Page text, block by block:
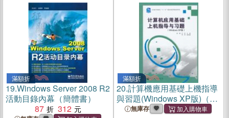
滿額折
19.Windows Server 2008 R2
活動目錄內幕（簡體書）
87
312
滿額折
20.計算機應用基礎上機指導
與習題(Windows XP版)（簡
體書）無庫存